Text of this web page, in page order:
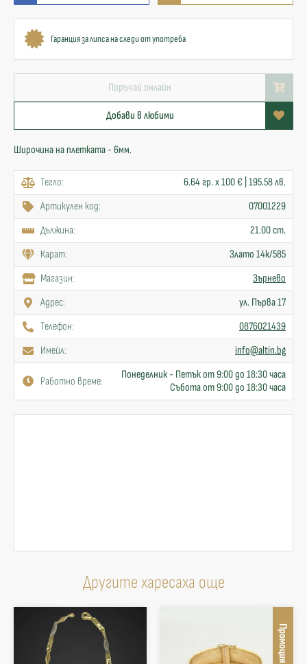
Гаранция за липса на следи от употреба
Поръчай онлайн
Добави в любими
Широчина на плетката - 6мм.
Тегло:
6.64 гр. x 100 € | 195.58 лв.
Артикулен код:
07001229
Дължина:
21.00 cm.
Карат:
Злато 14к/585
Mагазин:
Зърнево
Адрес:
ул. Първа 17
Телефон:
0876021439
Имейл:
info@altin.bg
Работно време:
Понеделник - Петък от 9:00 до 18:30 часа
Събота от 9:00 до 18:30 часа
Другите харесаха още
Промоция